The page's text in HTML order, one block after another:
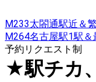
M233太閤通駅近＆
M264名古屋駅1駅
予約リクエスト制
★駅チカ